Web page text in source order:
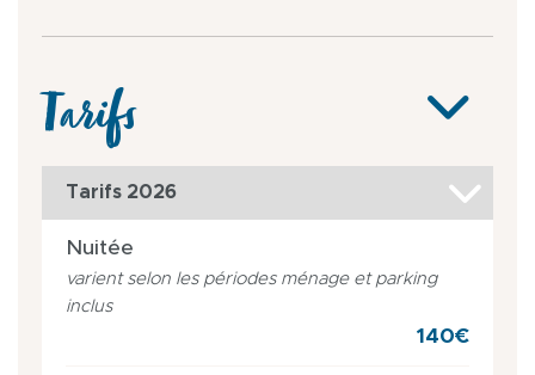
Tarifs
Tarifs 2026
Nuitée
varient selon les périodes ménage et parking
inclus
140€